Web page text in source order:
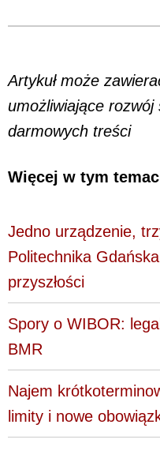
Artykuł może
umożliwiające
darmowych treści
Więcej w tym
Jedno urządzenie,
Politechnika
przyszłości
Spory o WIBOR:
BMR
Najem
limity i nowe